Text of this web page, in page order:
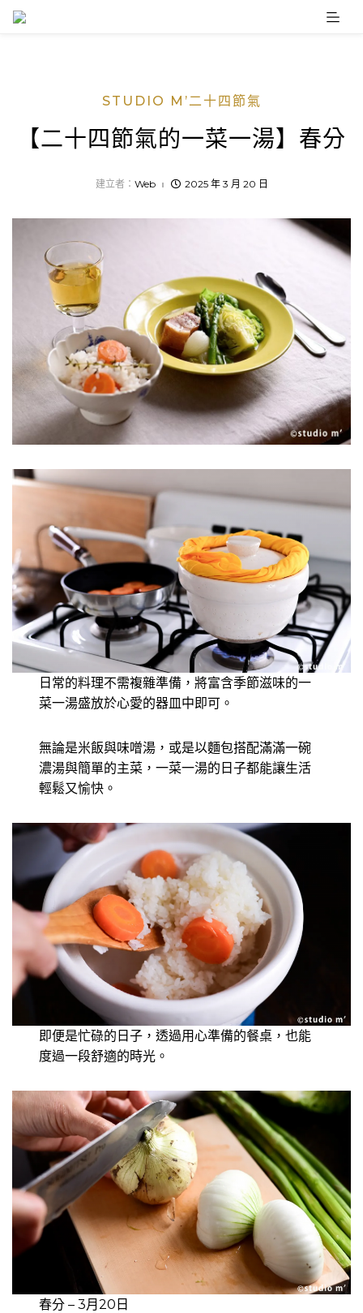
Skip
STUDIO M’二十四節氣
【二十四節氣的一菜一湯】春分
建立者： Web 2025 年 3 月 20 日
日常的料理不需複雜準備，將富含季節滋味的一
菜一湯盛放於心愛的器皿中即可。
無論是米飯與味噌湯，或是以麵包搭配滿滿一碗
濃湯與簡單的主菜，一菜一湯的日子都能讓生活
輕鬆又愉快。
即便是忙碌的日子，透過用心準備的餐桌，也能
度過一段舒適的時光。
春分 – 3月20日